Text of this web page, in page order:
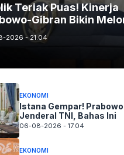
Teriak Puas! Kinerja
Gibran Bikin
2026 - 21.04
EKONOMI
Istana Gempar!
Jenderal TNI, Bahas Ini
06-08-2026 - 17.04
EKONOMI